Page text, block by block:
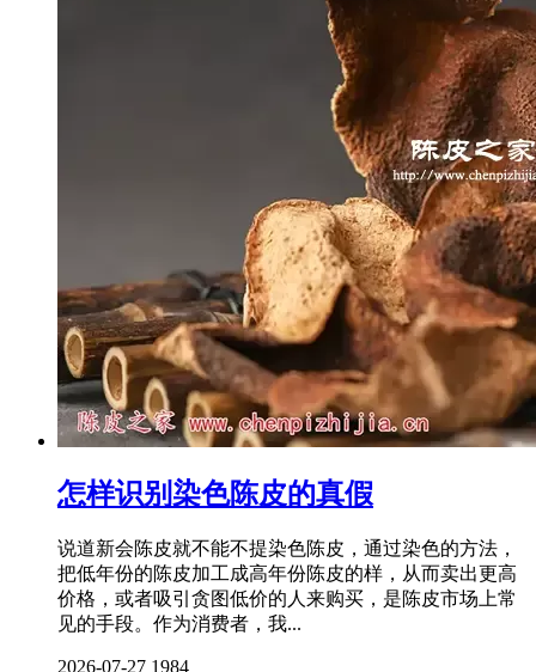
怎样识别染色陈皮的真假
说道新会陈皮就不能不提染色陈皮，通过染色的方法，
把低年份的陈皮加工成高年份陈皮的样，从而卖出更高
价格，或者吸引贪图低价的人来购买，是陈皮市场上常
见的手段。作为消费者，我...
2026-07-27 1984